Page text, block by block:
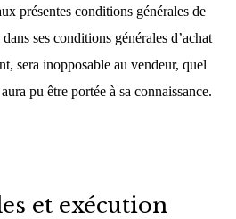
présentes conditions générales de
ses conditions générales d’achat
sera inopposable au vendeur, quel
pu être portée à sa connaissance.
et exécution